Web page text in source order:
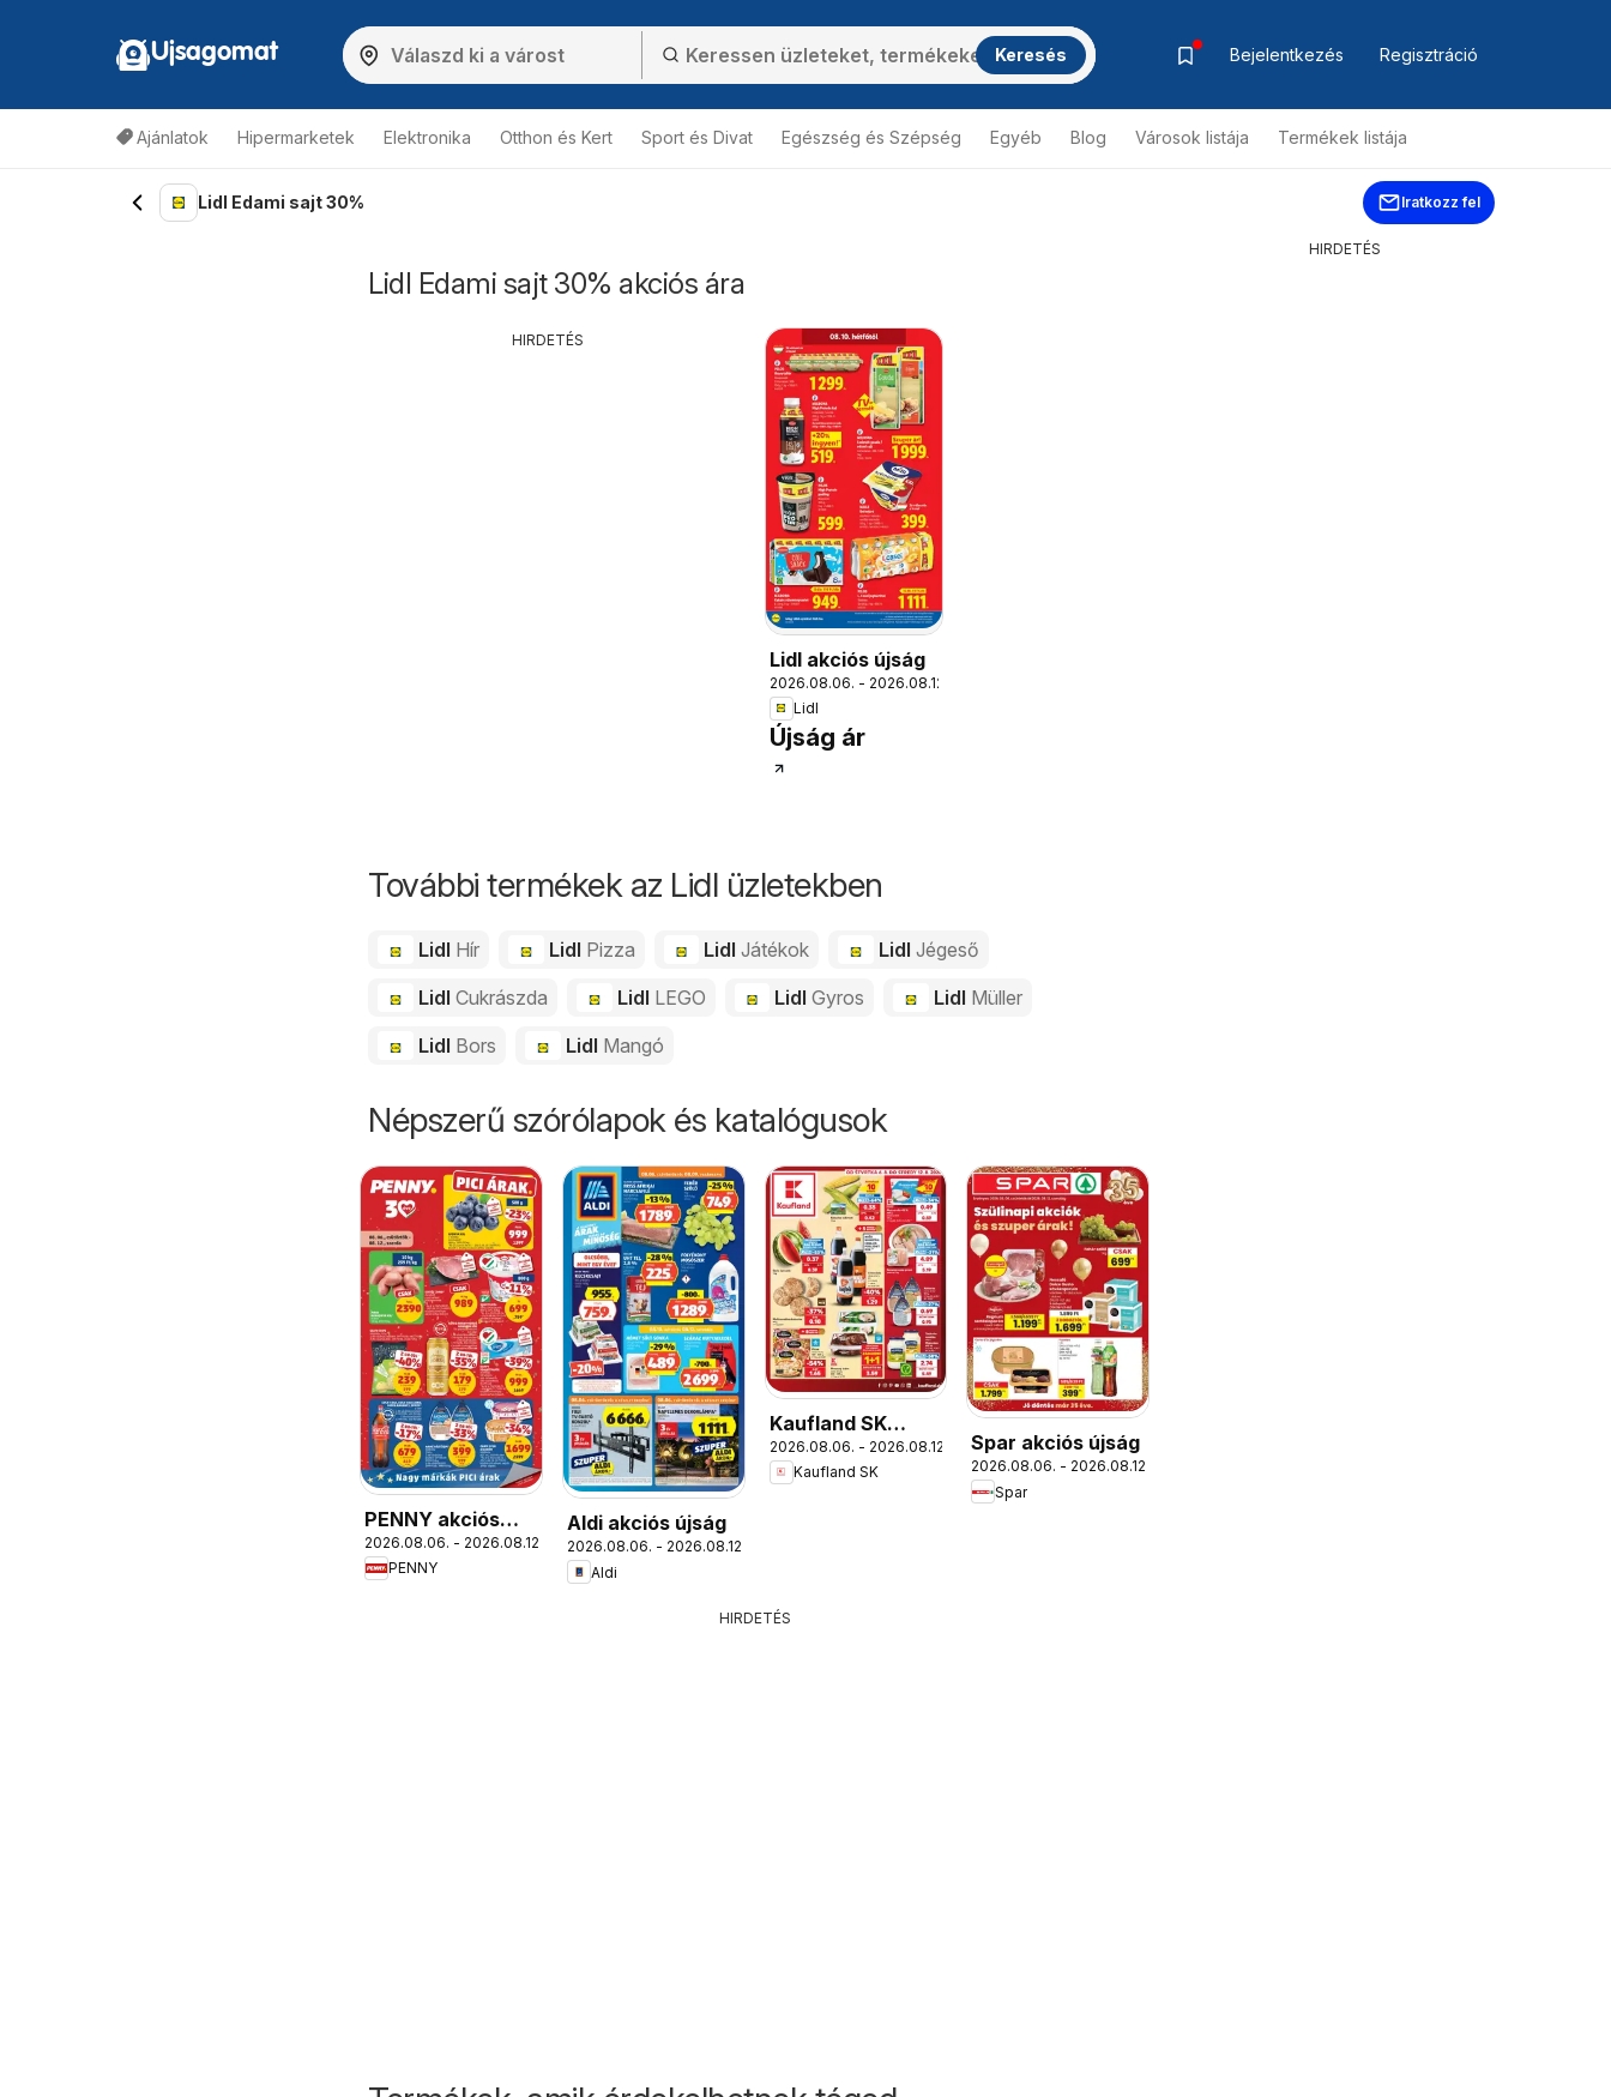
Ujsagomat Keresés Bejelentkezés Regisztráció
Ajánlatok Hipermarketek Elektronika Otthon és Kert Sport és Divat Egészség és Szépség Egyéb Blog Városok listája Termékek listája
Lidl Edami sajt 30% Iratkozz fel
Lidl Edami sajt 30% akciós ára
HIRDETÉS
Lidl akciós újság
2026.08.06. - 2026.08.12.
Lidl
Újság ár
További termékek az Lidl üzletekben
Lidl Hír Lidl Pizza LidlJátékok LidlJégeső
Lidl Cukrászda Lidl LEGO LidlGyros Lidl Müller
Lidl Bors Lidl Mangó
Népszerű szórólapok és katalógusok
PENNY akciós
újság
2026.08.06. - 2026.08.12.
PENNY
Aldi akciós újság
2026.08.06. - 2026.08.12.
Aldi
Kaufland SK
akciós újság
2026.08.06. - 2026.08.12.
Kaufland SK
Spar akciós újság
2026.08.06. - 2026.08.12.
Spar
HIRDETÉS
HIRDETÉS